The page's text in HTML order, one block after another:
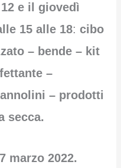
e il giovedì
15 alle 18:cibo
– bende – kit
–
– prodotti
secca.
marzo 2022.